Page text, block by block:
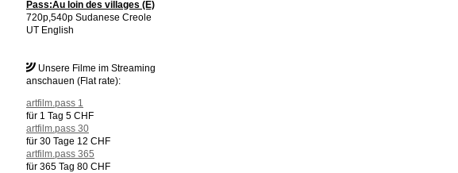
Pass:Au loin des villages (E)
720p,540p Sudanese Creole
UT English
Unsere Filme im Streaming
anschauen (Flat rate):
artfilm.pass 1
für 1 Tag 5 CHF
artfilm.pass 30
für 30 Tage 12 CHF
artfilm.pass 365
für 365 Tag 80 CHF